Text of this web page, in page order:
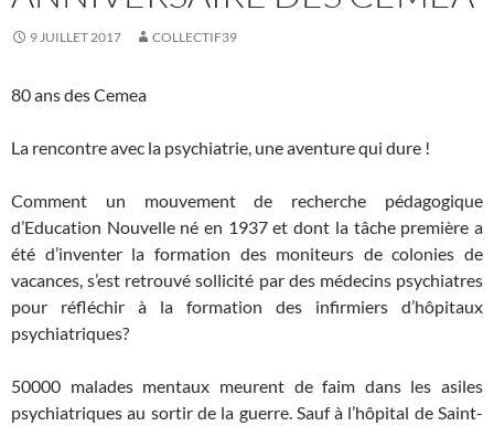
9 JUILLET 2017 COLLECTIF39
80 ans des Cemea
La rencontre avec la psychiatrie, une aventure qui dure !
Comment un mouvement de recherche pédagogique
d’Education Nouvelle né en 1937 et dont la tâche première a
été d’inventer la formation des moniteurs de colonies de
vacances, s’est retrouvé sollicité par des médecins psychiatres
pour réfléchir à la formation des infirmiers d’hôpitaux
psychiatriques?
50000 malades mentaux meurent de faim dans les asiles
psychiatriques au sortir de la guerre. Sauf à l’hôpital de Saint-